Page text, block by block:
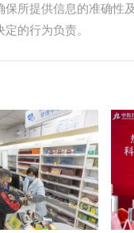
保所提供信息的准确性
的行为负责。